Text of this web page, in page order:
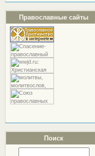
Православные сайты
Поиск